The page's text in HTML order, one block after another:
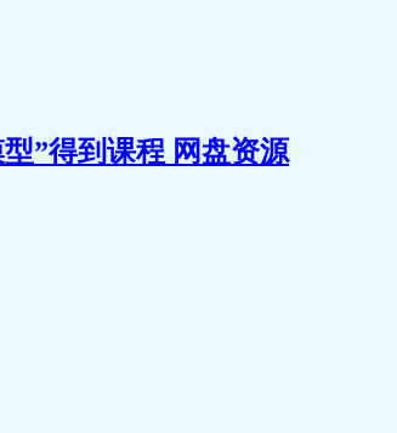
”得到课程 网盘资源